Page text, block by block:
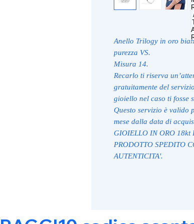
Anello Trilogy in oro
purezza VS.
Misura 14.
Recarlo ti riserva
gratuitamente del
gioiello nel caso ti fosse
Questo servizio è valido
mese dalla data di
GIOIELLO IN ORO 18kt
PRODOTTO SPEDITO
AUTENTICITA'.